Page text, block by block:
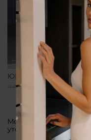
ЮБКА ПРЯМАЯ ЧЕРНАЯ
11 750 ₽ 9 400 ₽
Модные женские юбки
утонченных элементов